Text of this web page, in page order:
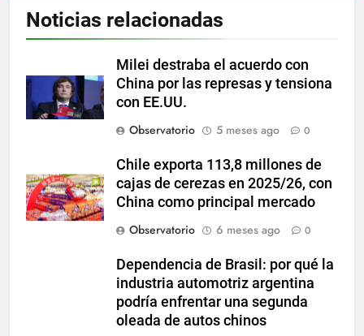
Noticias relacionadas
Milei destraba el acuerdo con
China por las represas y tensiona
con EE.UU.
Observatorio
5 meses ago 0
Chile exporta 113,8 millones de
cajas de cerezas en 2025/26, con
China como principal mercado
Observatorio
6 meses ago 0
Dependencia de Brasil: por qué la
industria automotriz argentina
podría enfrentar una segunda
oleada de autos chinos